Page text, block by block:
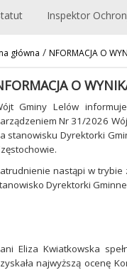
Inspektor
główna / NFORMACJA O
O
Gminy Lelów
Nr 31/2026
stanowisku Dyrektorki
nastąpi w
Dyrektorki
Eliza Kwiatkowska
najwyższą ocenę